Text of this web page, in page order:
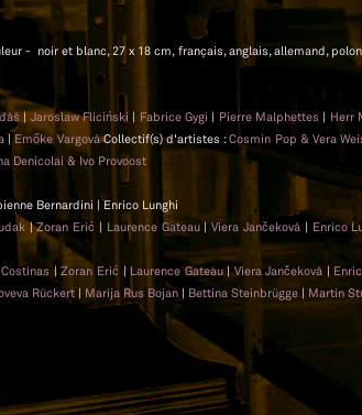
- noir et blanc, 27 x 18 cm, français, anglais, allemand,
|Jaroslaw Fliciński | Fabrice Gygi | Pierre Malphettes | Herr
|Emőke VargováCollectif(s) d'artistes :Cosmin Pop & Vera
Denicolai & Ivo Provoost
Bernardini | Enrico Lunghi
|Zoran Erić | Laurence Gateau|Viera Jančeková | Enrico
Costinas|Zoran Erić |Laurence Gateau|Viera Jančeková |
Rückert | Marija Rus Bojan | Bettina Steinbrügge | Martin